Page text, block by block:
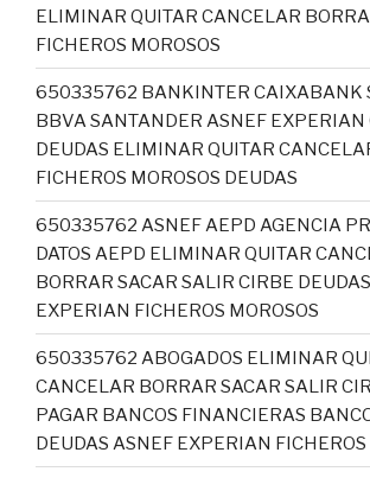
ELIMINAR QUITAR CANCELAR
FICHEROS MOROSOS
650335762 BANKINTER CAIXABANK
BBVA SANTANDER ASNEF EXPERIAN
DEUDAS ELIMINAR QUITAR
FICHEROS MOROSOS DEUDAS
650335762 ASNEF AEPD AGENCIA
DATOS AEPD ELIMINAR QUITAR
BORRAR SACAR SALIR CIRBE
EXPERIAN FICHEROS MOROSOS
650335762 ABOGADOS ELIMINAR
CANCELAR BORRAR SACAR SALIR
PAGAR BANCOS FINANCIERAS
DEUDAS ASNEF EXPERIAN FICHEROS